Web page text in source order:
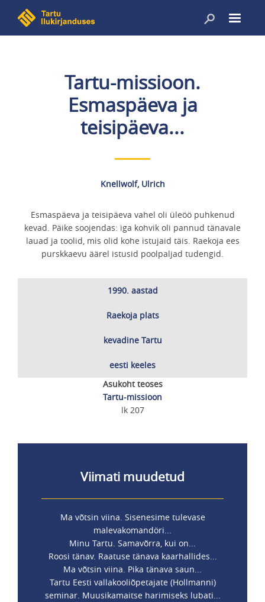
edasi
Tartu-missioon.
Esmaspäeva ja
teisipäeva...
Knellwolf, Ulrich
Esmaspäeva ja teisipäeva vahel oli üleöö puhkenud
kevad. Päike soojendas: iga kohvik oli pannud tänavale
lauad ja toolid, mis olid kohe istujaid täis. Raekoja ees
purskkaevu äärel istusid poolpaljad tudengid.
1990. aastad
Raekoja plats
kevadine Tartu
eesti keeles
Asukoht teoses
Tartu-missioon
lk 207
Viimati muudetud
Ma võtsin viina. Sisenesime tulevase
malevakomandöri...
Minu Tartu. Samavõrra, kui on...
Roosi tänav. Raatuse tänava kaarhallides...
Ma võtsin viina. Pika tänava saun...
Tartu Eesti vallakooliõpetajate (Hollmanni)
seminar. Muusikamaitse harimiseks lubati...